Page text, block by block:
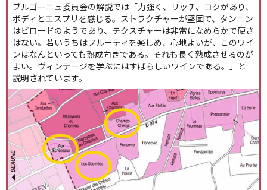
ブルゴーニュ委員会の解説では「力強く、リッチ、コクがあり、
ボディとエスプリを感じる。ストラクチャーが堅固で、タンニン
はビロードのようであり、テクスチャーは非常になめらかで硬さ
はない。若いうちはフルーティを楽しめ、心地よいが、このワイ
ンはなんといっても熟成向きである。それも長く熟成させるのが
よい。ヴィンテージを学ぶにはすばらしいワインである。」と
説明されています。